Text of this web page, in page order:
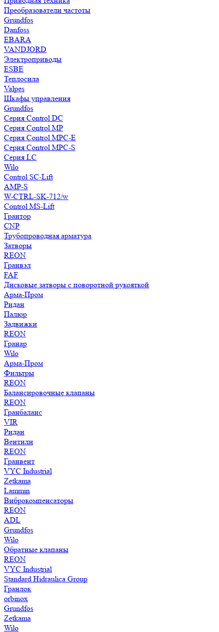
Преобразователи частоты
Grundfos
Danfoss
EBARA
VANDJORD
Электроприводы
ESBE
Теплосила
Valpes
Шкафы управления
Grundfos
Серия Control DC
Серия Control MP
Серия Control MPC-E
Серия Control MPC-S
Серия LC
Wilo
Control SC-Lift
AMP-S
W-CTRL-SK-712/w
Control MS-Lift
Грантор
CNP
Трубопроводная арматура
Затворы
REON
Гранвэл
FAF
Дисковые затворы с поворотной рукояткой
Арма-Пром
Ридан
Палюр
Задвижки
REON
Гранар
Wilo
Арма-Пром
Фильтры
REON
Балансировочные клапаны
REON
Гранбаланс
VIR
Ридан
Вентили
REON
Гранвент
VYC Industrial
Zetkama
Lammin
Виброкомпенсаторы
REON
ADL
Grundfos
Wilo
Обратные клапаны
REON
VYC Industrial
Standard Hidraulica Group
Гранлок
orbinox
Grundfos
Zetkama
Wilo